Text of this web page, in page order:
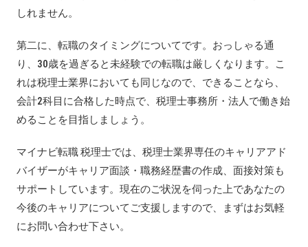
しれません。
第二に、転職のタイミングについてです。おっしゃる通
り、30歳を過ぎると未経験での転職は厳しくなります。こ
れは税理士業界においても同じなので、できることなら、
会計2科目に合格した時点で、税理士事務所・法人で働き始
めることを目指しましょう。
マイナビ転職 税理士では、税理士業界専任のキャリアアド
バイザーがキャリア面談・職務経歴書の作成、面接対策も
サポートしています。現在のご状況を伺った上であなたの
今後のキャリアについてご支援しますので、まずはお気軽
にお問い合わせ下さい。